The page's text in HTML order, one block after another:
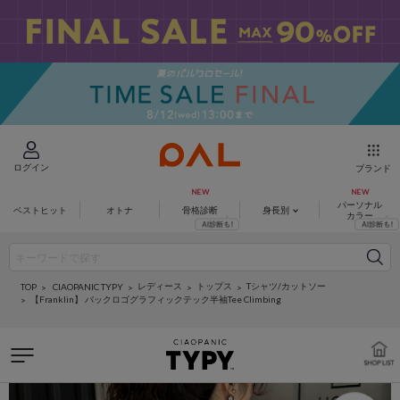
ログイン ブランド
ベストヒット オトナ 骨格診断 身長別
パーソナル
カラー
TOP CIAOPANIC TYPY レディース トップス
Tシャツ/カットソー
【Franklin】 バックロゴグラフィックテック半袖Tee Climbing